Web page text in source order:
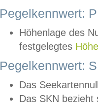
Pegelkennwert:
Höhenlage des
festgelegtes
Pegelkennwert:
Das
Das SKN